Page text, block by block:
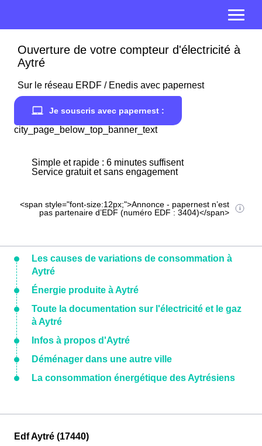
Ouverture de votre compteur d'électricité à
Aytré
Sur le réseau ERDF / Enedis avec papernest
Je souscris avec papernest :
city_page_below_top_banner_text
Simple et rapide : 6 minutes suffisent
Service gratuit et sans engagement
<span style="font-size:12px;">Annonce - papernest n’est
pas partenaire d’EDF (numéro EDF : 3404)</span>
Les causes de variations de consommation à
Aytré
Énergie produite à Aytré
Toute la documentation sur l'électricité et le gaz
à Aytré
Infos à propos d'Aytré
Déménager dans une autre ville
La consommation énergétique des Aytrésiens
Edf Aytré (17440)